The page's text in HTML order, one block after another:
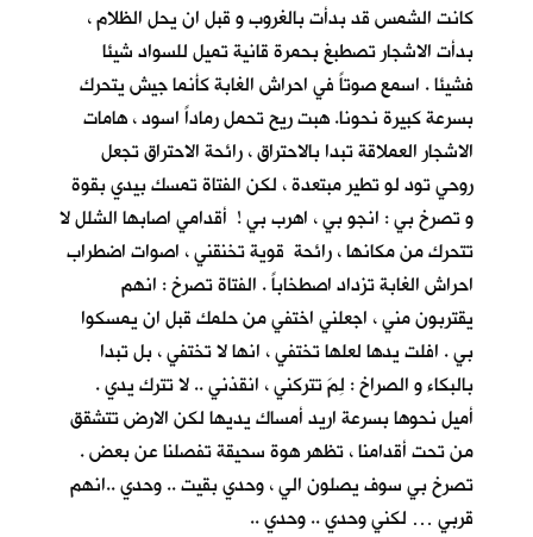
كانت الشمس قد بدأت بالغروب و قبل ان يحل الظلام ،
بدأت الاشجار تصطبغ بحمرة قانية تميل للسواد شيئا
فشيئا . اسمع صوتاً في احراش الغابة كأنما جيش يتحرك
بسرعة كبيرة نحونا. هبت ريح تحمل رماداً اسود ، هامات
الاشجار العملاقة تبدا بالاحتراق ، رائحة الاحتراق تجعل
روحي تود لو تطير مبتعدة ، لكن الفتاة تمسك بيدي بقوة
و تصرخ بي : انجو بي ، اهرب بي ! أقدامي اصابها الشلل لا
تتحرك من مكانها ، رائحة قوية تخنقني ، اصوات اضطراب
احراش الغابة تزداد اصطخاباً . الفتاة تصرخ : انهم
يقتربون مني ، اجعلني اختفي من حلمك قبل ان يمسكوا
بي . افلت يدها لعلها تختفي ، انها لا تختفي ، بل تبدا
بالبكاء و الصراخ : لِمَ تتركني ، انقذني .. لا تترك يدي .
أميل نحوها بسرعة اريد أمساك يديها لكن الارض تتشقق
من تحت أقدامنا ، تظهر هوة سحيقة تفصلنا عن بعض .
تصرخ بي سوف يصلون الي ، وحدي بقيت .. وحدي ..انهم
قربي … لكني وحدي .. وحدي ..